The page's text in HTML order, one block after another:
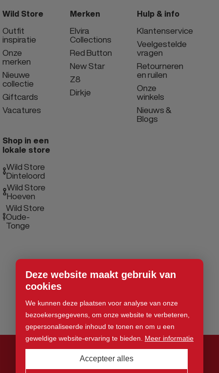
Deze website maakt gebruik van
cookies
We kunnen deze plaatsen voor analyse van onze
bezoekersgegevens, om onze website te verbeteren,
gepersonaliseerde inhoud te tonen en om u een
geweldige website-ervaring te bieden. Meer informatie
Accepteer alles
Wild Store
Outfit
inspiratie
Onze
merken
Nieuwe
collectie
Giftcards
Vacatures
Merken
Elvira
Collections
Red Button
New Star
Z8
Dirkje
Hulp & info
Klantenservice
Veelgestelde
vragen
Retourneren
en ruilen
Onze
winkels
Nieuws &
Blogs
Shop in een
lokale store
Wild Store
Dinteloord
Wild Store
Hoeven
Wild Store
Oude-
Tonge
© 2026 Wild Store. Alle rechten voorbehouden